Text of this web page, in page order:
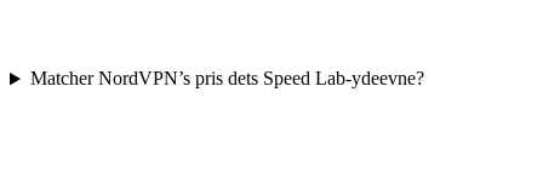
Matcher NordVPN’s pris dets Speed Lab-ydeevne?